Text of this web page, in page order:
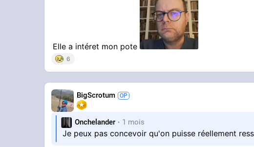
vous pensez qu'elle va CRAQUER et annoncer son
Elle a intéret mon pote
6
BigScrotum
Onchelander 1 mois
Je peux pas concevoir qu'on puisse réellement